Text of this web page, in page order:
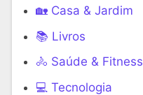
🏡 Casa & Jardim
📚 Livros
🚴 Saúde & Fitness
‍💻 Tecnologia